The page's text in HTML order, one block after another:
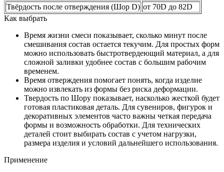
Твёрдость после отверждения (Шор D) от 70D до 82D
Как выбрать
Время жизни смеси показывает, сколько минут после
смешивания состав остается текучим. Для простых форм
можно использовать быстротвердеющий материал, а для
сложной заливки удобнее состав с большим рабочим
временем.
Время отверждения помогает понять, когда изделие
можно извлекать из формы без риска деформации.
Твердость по Шору показывает, насколько жесткой будет
готовая пластиковая деталь. Для сувениров, фигурок и
декоративных элементов часто важны четкая передача
формы и возможность обработки. Для технических
деталей стоит выбирать состав с учетом нагрузки,
размера изделия и условий дальнейшего использования.
Применение